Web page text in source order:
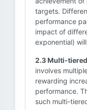
targets.
performance
impact of
exponential)
2.3 Multi-
involves
rewarding
performance.
such multi-